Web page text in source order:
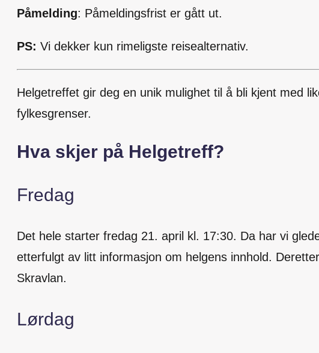
Påmelding: Påmeldingsfrist er gått ut.
PS: Vi dekker kun rimeligste reisealternativ.
Helgetreffet gir deg en unik mulighet til å bli kjent med
fylkesgrenser.
Hva skjer på Helgetreff?
Fredag
Det hele starter fredag 21. april kl. 17:30. Da har vi
etterfulgt av litt informasjon om helgens innhold.
Skravlan.
Lørdag